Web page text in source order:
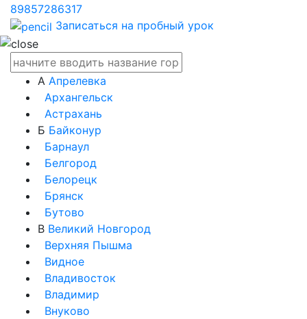
89857286317
Записаться на пробный урок
А Апрелевка
Архангельск
Астрахань
Б Байконур
Барнаул
Белгород
Белорецк
Брянск
Бутово
В Великий Новгород
Верхняя Пышма
Видное
Владивосток
Владимир
Внуково